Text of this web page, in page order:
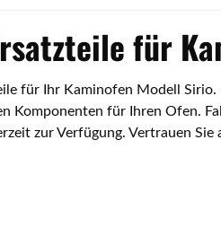
für
für Ihr Kaminofen Modell
Komponenten für Ihren Ofen.
zur Verfügung. Vertrauen Sie